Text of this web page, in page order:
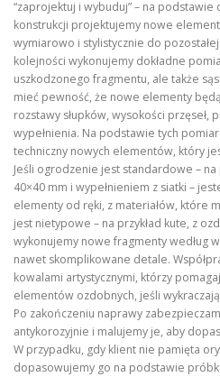
“zaprojektuj i wybuduj” – na
konstrukcji projektujemy nowe
wymiarowo i stylistycznie do
kolejności wykonujemy dokładne
uszkodzonego fragmentu, ale także
mieć pewność, że nowe elementy
rozstawy słupków, wysokości
wypełnienia. Na podstawie tych
techniczny nowych elementów, który
Jeśli ogrodzenie jest standardowe – na
40×40 mm i wypełnieniem z siatki –
elementy od ręki, z materiałów, które
jest nietypowe – na przykład kute, z
wykonujemy nowe fragmenty według
nawet skomplikowane detale.
kowalami artystycznymi, którzy
elementów ozdobnych, jeśli
Po zakończeniu naprawy
antykorozyjnie i malujemy je, aby
W przypadku, gdy klient nie pamięta
dopasowujemy go na podstawie